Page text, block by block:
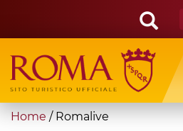
main
content
Search
form
Cerca
You
Home / Romalive